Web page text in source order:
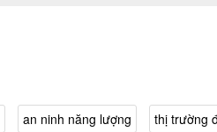
an ninh năng lượng
thị trường